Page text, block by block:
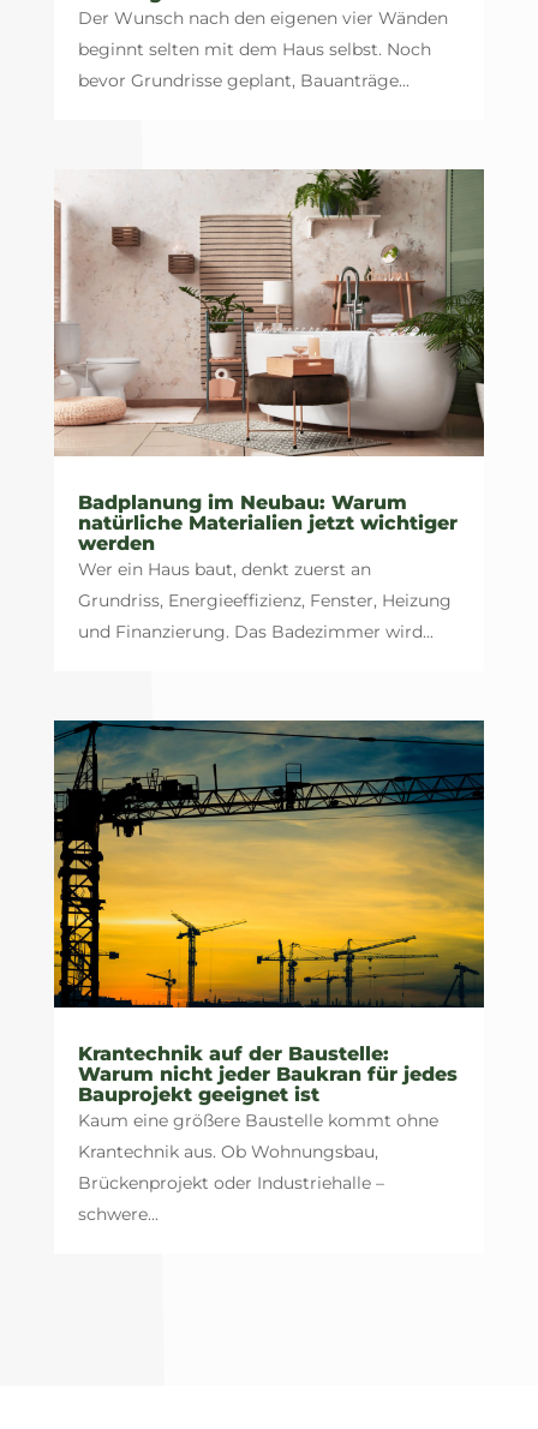
Der Wunsch nach den eigenen vier Wänden
beginnt selten mit dem Haus selbst. Noch
bevor Grundrisse geplant, Bauanträge...
Badplanung im Neubau: Warum
natürliche Materialien jetzt wichtiger
werden
Wer ein Haus baut, denkt zuerst an
Grundriss, Energieeffizienz, Fenster, Heizung
und Finanzierung. Das Badezimmer wird...
Krantechnik auf der Baustelle:
Warum nicht jeder Baukran für jedes
Bauprojekt geeignet ist
Kaum eine größere Baustelle kommt ohne
Krantechnik aus. Ob Wohnungsbau,
Brückenprojekt oder Industriehalle –
schwere...